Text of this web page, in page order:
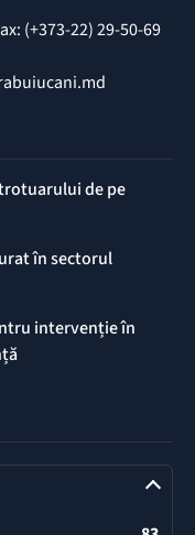
(+373-22) 29-50-69
de pe
în sectorul
intervenție în